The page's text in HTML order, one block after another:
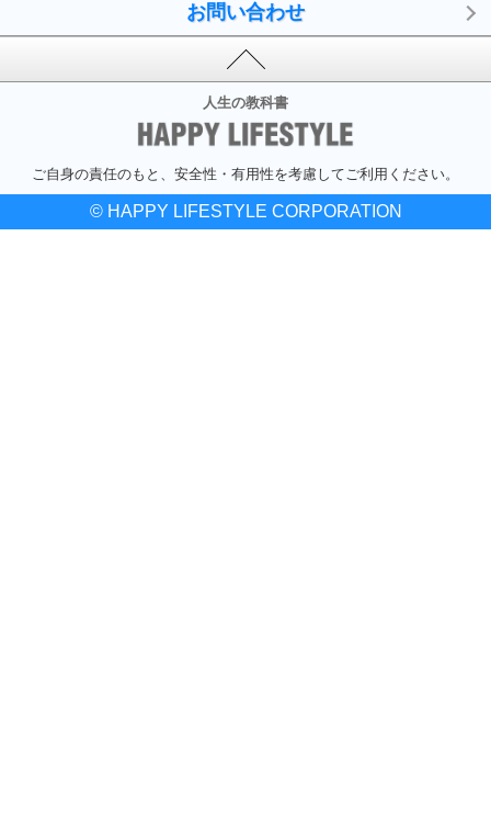
お問い合わせ
人生の教科書
ご自身の責任のもと、安全性・有用性を考慮してご利用ください。
© HAPPY LIFESTYLE CORPORATION